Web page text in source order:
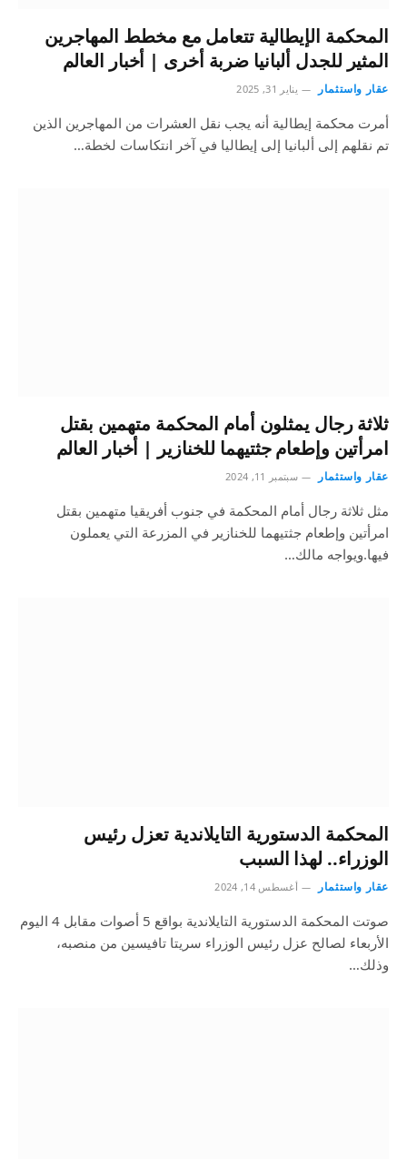
المحكمة الإيطالية تتعامل مع مخطط المهاجرين
المثير للجدل ألبانيا ضربة أخرى | أخبار العالم
عقار واستثمار يناير 31, 2025
أمرت محكمة إيطالية أنه يجب نقل العشرات من المهاجرين الذين
تم نقلهم إلى ألبانيا إلى إيطاليا في آخر انتكاسات لخطة…
ثلاثة رجال يمثلون أمام المحكمة متهمين بقتل
امرأتين وإطعام جثتيهما للخنازير | أخبار العالم
عقار واستثمار سبتمبر 11, 2024
مثل ثلاثة رجال أمام المحكمة في جنوب أفريقيا متهمين بقتل
امرأتين وإطعام جثتيهما للخنازير في المزرعة التي يعملون
فيها.ويواجه مالك…
المحكمة الدستورية التايلاندية تعزل رئيس
الوزراء.. لهذا السبب
عقار واستثمار أغسطس 14, 2024
صوتت المحكمة الدستورية التايلاندية بواقع 5 أصوات مقابل 4 اليوم
الأربعاء لصالح عزل رئيس الوزراء سريتا تافيسين من منصبه،
وذلك…